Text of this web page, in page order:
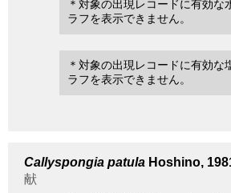
＊対象の出現レコードに有効
ラフを表示できません。
＊対象の出現レコードに有効
ラフを表示できません。
Callyspongia patula Hoshino,
献